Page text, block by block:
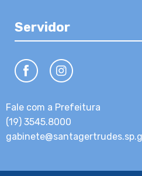
Servidor
Fale com a Prefeitura
(19) 3545.8000